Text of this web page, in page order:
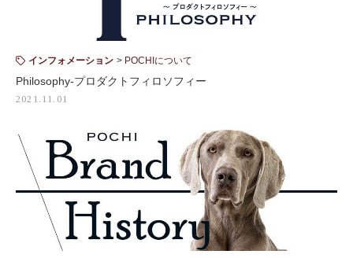
インフォメーション POCHIについて
Philosophy-プロダクトフィロソフィー
2021.11.01